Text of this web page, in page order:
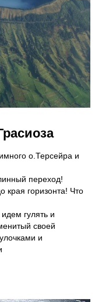
о.Терсейра и
переход!
края горизонта! Что
гулять и
своей
и